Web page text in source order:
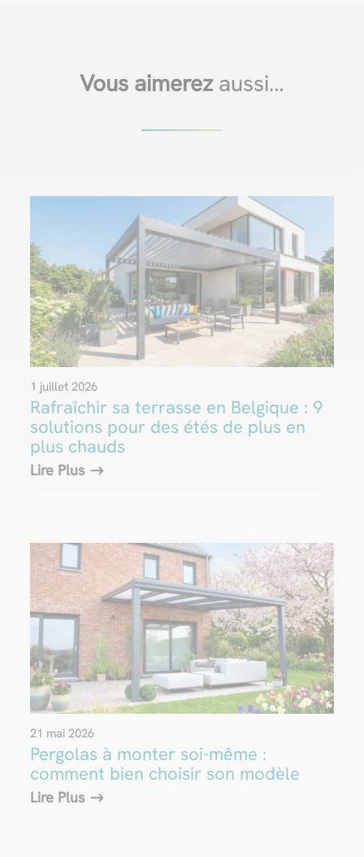
Vous aimerez aussi…
Rafraîchir sa terrasse en Belgique : 9
solutions pour des étés de plus en
plus chauds
1 juillet 2026
Lire Plus
Pergolas à monter soi-même :
comment bien choisir son modèle
21 mai 2026
Lire Plus